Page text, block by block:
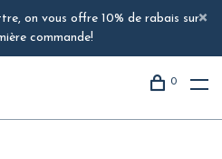
on vous offre 10% de rabais sur
commande!
0